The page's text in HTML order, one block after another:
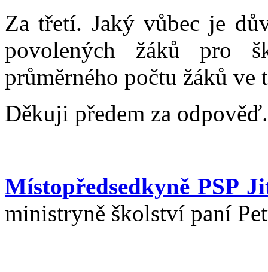
Za třetí. Jaký vůbec je
povolených žáků pro
průměrného počtu žáků ve
Děkuji předem za odpověď.
Místopředsedkyně PSP
ministryně školství paní